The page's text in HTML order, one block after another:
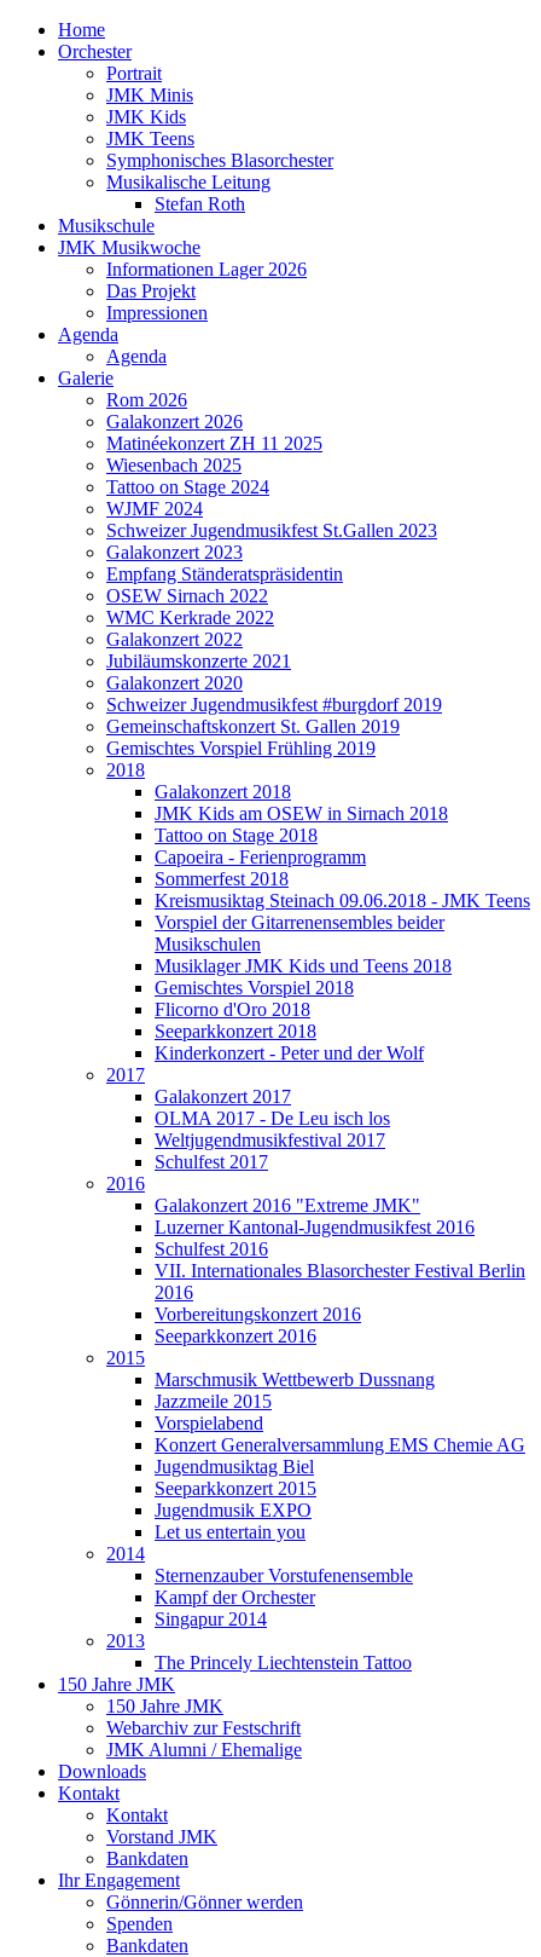
Home
Orchester
Portrait
JMK Minis
JMK Kids
JMK Teens
Symphonisches Blasorchester
Musikalische Leitung
Stefan Roth
Musikschule
JMK Musikwoche
Informationen Lager 2026
Das Projekt
Impressionen
Agenda
Agenda
Galerie
Rom 2026
Galakonzert 2026
Matinéekonzert ZH 11 2025
Wiesenbach 2025
Tattoo on Stage 2024
WJMF 2024
Schweizer Jugendmusikfest St.Gallen 2023
Galakonzert 2023
Empfang Ständeratspräsidentin
OSEW Sirnach 2022
WMC Kerkrade 2022
Galakonzert 2022
Jubiläumskonzerte 2021
Galakonzert 2020
Schweizer Jugendmusikfest #burgdorf 2019
Gemeinschaftskonzert St. Gallen 2019
Gemischtes Vorspiel Frühling 2019
2018
Galakonzert 2018
JMK Kids am OSEW in Sirnach 2018
Tattoo on Stage 2018
Capoeira - Ferienprogramm
Sommerfest 2018
Kreismusiktag Steinach 09.06.2018 - JMK Teens
Vorspiel der Gitarrenensembles beider
Musikschulen
Musiklager JMK Kids und Teens 2018
Gemischtes Vorspiel 2018
Flicorno d'Oro 2018
Seeparkkonzert 2018
Kinderkonzert - Peter und der Wolf
2017
Galakonzert 2017
OLMA 2017 - De Leu isch los
Weltjugendmusikfestival 2017
Schulfest 2017
2016
Galakonzert 2016 "Extreme JMK"
Luzerner Kantonal-Jugendmusikfest 2016
Schulfest 2016
VII. Internationales Blasorchester Festival Berlin
2016
Vorbereitungskonzert 2016
Seeparkkonzert 2016
2015
Marschmusik Wettbewerb Dussnang
Jazzmeile 2015
Vorspielabend
Konzert Generalversammlung EMS Chemie AG
Jugendmusiktag Biel
Seeparkkonzert 2015
Jugendmusik EXPO
Let us entertain you
2014
Sternenzauber Vorstufenensemble
Kampf der Orchester
Singapur 2014
2013
The Princely Liechtenstein Tattoo
150 Jahre JMK
150 Jahre JMK
Webarchiv zur Festschrift
JMK Alumni / Ehemalige
Downloads
Kontakt
Kontakt
Vorstand JMK
Bankdaten
Ihr Engagement
Gönnerin/Gönner werden
Spenden
Bankdaten